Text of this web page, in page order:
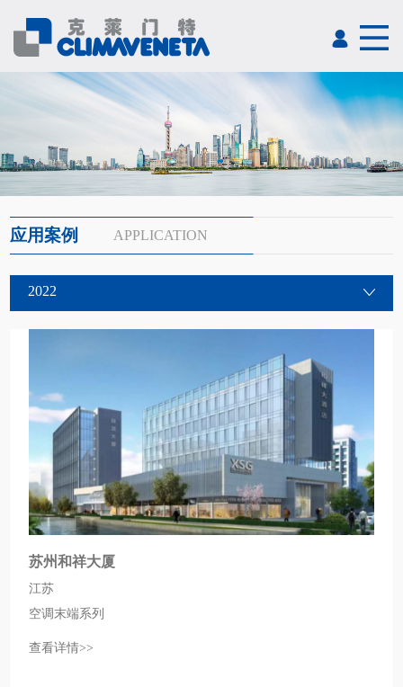
应用案例 APPLICATION
2022
苏州和祥大厦
江苏
空调末端系列
查看详情>>